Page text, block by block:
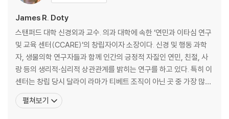
3부 마음의 비밀 259
10장 포기하기 261
11장 마음이 새기는 글자 275
12장 연민을 세상에 드러내는 법 294
13장 신의 얼굴 312
James R. Doty
스탠퍼드 대학 신경외과 교수. 의과 대학에 속한 ‘연민과 이타심 연구
및 교육 센터(CCARE)’의 창립자이자 소장이다. 신경 및 행동 과학
자, 생물의학 연구자들과 함께 인간의 긍정적 자질인 연민, 친절, 사
랑 등의 생리적·심리적 상관관계를 밝히는 연구를 하고 있다. 특히 이
센터는 창립 당시 달라이 라마가 티베트 조직이 아닌 곳 중 가장 많은
돈을 후원한 사실로도 유명하다. 또한 전 세계 여러 의료 시설에 기부
를 하고 여러 대학에 학생 장학금과 특별 교수직 기금을 기부해 온 자
펼쳐보기